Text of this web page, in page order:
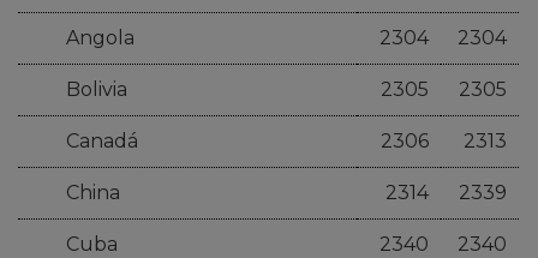
Angola 2304 2304
Bolivia 2305 2305
Canadá 2306 2313
China 2314 2339
Cuba 2340 2340